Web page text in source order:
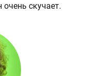
скучает.